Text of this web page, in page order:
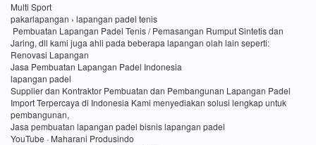
Multi Sport
pakarlapangan › lapangan padel tenis
Pembuatan Lapangan Padel Tenis / Pemasangan Rumput Sintetis dan
Jaring, dll kami juga ahli pada beberapa lapangan olah lain seperti:
Renovasi Lapangan
Jasa Pembuatan Lapangan Padel Indonesia
lapangan padel
Supplier dan Kontraktor Pembuatan dan Pembangunan Lapangan Padel
Import Terpercaya di Indonesia Kami menyediakan solusi lengkap untuk
pembangunan,
Jasa pembuatan lapangan padel bisnis lapangan padel
YouTube · Maharani Produsindo